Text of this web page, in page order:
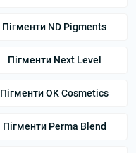
Пігменти ND Pigments
Пігменти Next Level
Пігменти OK Cosmetics
Пігменти Perma Blend